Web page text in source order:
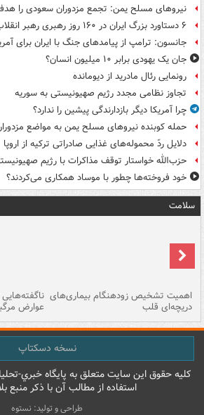
نیروهای مسلح یمن: تجمع مزدوران سعودی را هدف
۶ دستاورد بزرگ ایران در ۱۶۰ روز رهبری رهبر انقلاب
جانسون: ترامپ از پیامدهای جنگ با ایران برای
جان یک یهودی برابر ۱۰ میلیون انسان؟
رونمایی رئال مادرید از دیومانده
تجاوز نظامی مجدد رژیم صهیونیستی به سوریه
چرا آمریکا دیگر بازدارندگی پیشین را ندارد؟
حمله کوبنده نیروهای مسلح یمن به مواضع
دلایل ردّ محموله‌های غذایی صادراتی ترکیه از اروپا
حزب‌الله خواستار توقف مذاکرات با رژیم
خود فروخته‌ها چطور با موساد همکاری می‌کردند؟
سلامت
اهمیت تشخیص زودهنگام بیماری‌های
دریچه‌ای قلب عوارض
نسخه دسکتاپ
کليه حقوق اين سايت متعلق به پایگاه خبري-
استفاده از مطالب آن با ذکر منبع
طراحی و تولید: نستوه